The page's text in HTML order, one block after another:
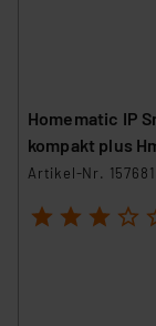
Homematic IP
kompakt plus
Artikel-Nr. 157681
1 2 3 4 5